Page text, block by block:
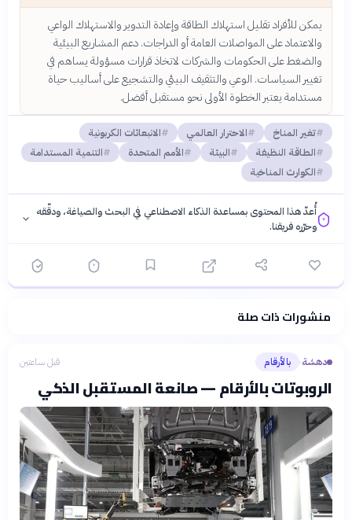
يمكن للأفراد تقليل استهلاك الطاقة وإعادة التدوير والاستهلاك الواعي
والاعتماد على المواصلات العامة أو الدراجات. دعم المشاريع البيئية
والضغط على الحكومات والشركات لاتخاذ قرارات مسؤولة يساهم في
تغيير السياسات. الوعي والتثقيف البيئي والتشجيع على أساليب حياة
مستدامة يعتبر الخطوة الأولى نحو مستقبل أفضل.
تغير المناخ الاحترار العالمي
الانبعاثات الكربونية
الطاقة النظيفة
البيئة الأمم المتحدة
التنمية المستدامة
الكوارث المناخية
أُعدّ هذا المحتوى بمساعدة الذكاء الاصطناعي في البحث والصياغة، ودقّقه
وحرّره فريقنا.
فلسفتنا المعرفية· سياسة الذكاء الاصطناعيمنشورات ذات صلة
دهشة› بالأرقام قبل ساعتين
الروبوتات بالأرقام — صانعة المستقبل الذكي